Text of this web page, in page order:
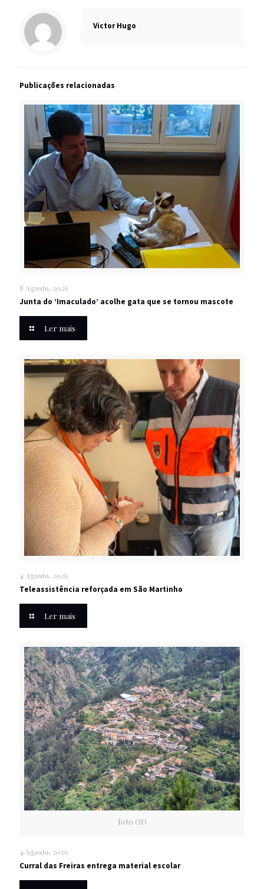
Victor Hugo
Publicações relacionadas
8 Agosto, 2026
Junta do ‘Imaculado’ acolhe gata que se tornou mascote
Ler mais
4 Agosto, 2026
Teleassistência reforçada em São Martinho
Ler mais
foto OD
4 Agosto, 2026
Curral das Freiras entrega material escolar